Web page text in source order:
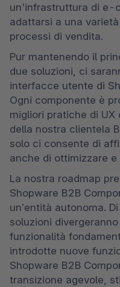
un'infrastruttura di e-
adattarsi a una
processi di vendita.
Pur mantenendo il
due soluzioni, ci
interfacce utente di
Ogni componente è
migliori pratiche di
della nostra clientela
solo ci consente di
anche di ottimizzare
La nostra roadmap
Shopware B2B
un’entità autonoma.
soluzioni
funzionalità
introdotte nuove
Shopware B2B
transizione agevole,